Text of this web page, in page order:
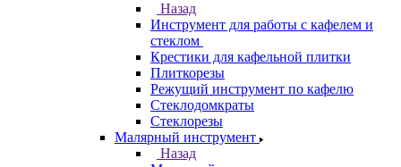
Назад
Инструмент для работы с кафелем и
стеклом
Крестики для кафельной плитки
Плиткорезы
Режущий инструмент по кафелю
Стеклодомкраты
Стеклорезы
Малярный инструмент
Назад